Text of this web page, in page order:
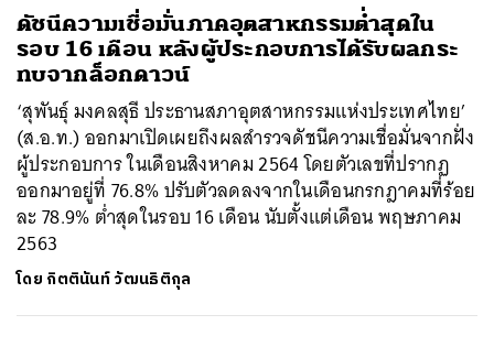
ดัชนีความเชื่อมั่นภาคอุตสาหกรรมต่ำสุดใน
รอบ 16 เดือน หลังผู้ประกอบการได้รับผลกระ
ทบจากล็อกดาวน์
‘สุพันธุ์ มงคลสุธี ประธานสภาอุตสาหกรรมแห่งประเทศไทย’
(ส.อ.ท.) ออกมาเปิดเผยถึงผลสำรวจดัชนีความเชื่อมั่นจากฝั่ง
ผู้ประกอบการ ในเดือนสิงหาคม 2564 โดยตัวเลขที่ปรากฏ
ออกมาอยู่ที่ 76.8% ปรับตัวลดลงจากในเดือนกรกฎาคมที่ร้อย
ละ 78.9% ต่ำสุดในรอบ 16 เดือน นับตั้งแต่เดือน พฤษภาคม
2563
โดย กิตตินันท์ วัฒนธิติกุล